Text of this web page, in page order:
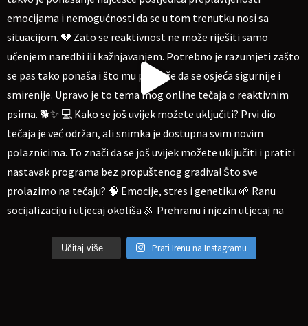
Učitaj više... Prati Irenu na Instagramu